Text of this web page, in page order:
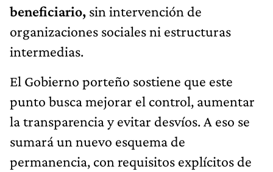
beneficiario, sin intervención de
organizaciones sociales ni estructuras
intermedias.
El Gobierno porteño sostiene que este
punto busca mejorar el control, aumentar
la transparencia y evitar desvíos. A eso se
sumará un nuevo esquema de
permanencia, con requisitos explícitos de